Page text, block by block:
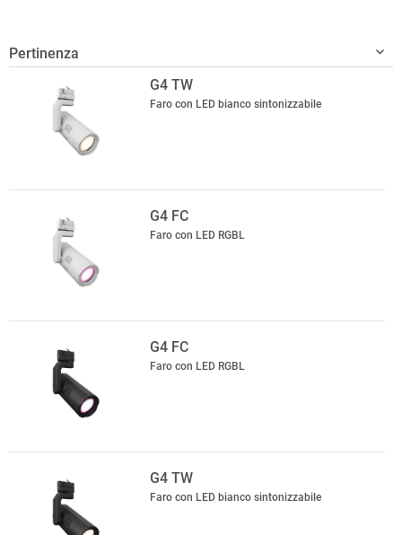
G4 TW
Faro con LED bianco sintonizzabile
G4 FC
Faro con LED RGBL
G4 FC
Faro con LED RGBL
G4 TW
Faro con LED bianco sintonizzabile